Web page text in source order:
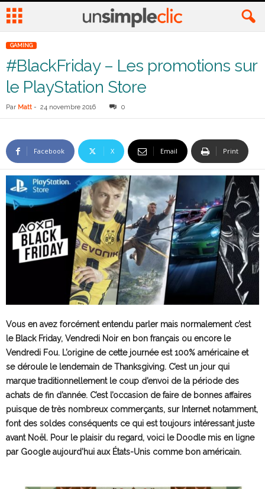
GAMING
#BlackFriday – Les promotions sur
le PlayStation Store
Par Matt - 24 novembre 2016 0
Facebook X Email Print
Vous en avez forcément entendu parler mais normalement c’est
le Black Friday, Vendredi Noir en bon français ou encore le
Vendredi Fou. L’origine de cette journée est 100% américaine et
se déroule le lendemain de Thanksgiving. C’est un jour qui
marque traditionnellement le coup d’envoi de la période des
achats de fin d’année. C’est l’occasion de faire de bonnes affaires
puisque de très nombreux commerçants, sur Internet notamment,
font des soldes conséquents ce qui est toujours intéressant juste
avant Noël. Pour le plaisir du regard, voici le Doodle mis en ligne
par Google aujourd’hui aux États-Unis comme bon américain.